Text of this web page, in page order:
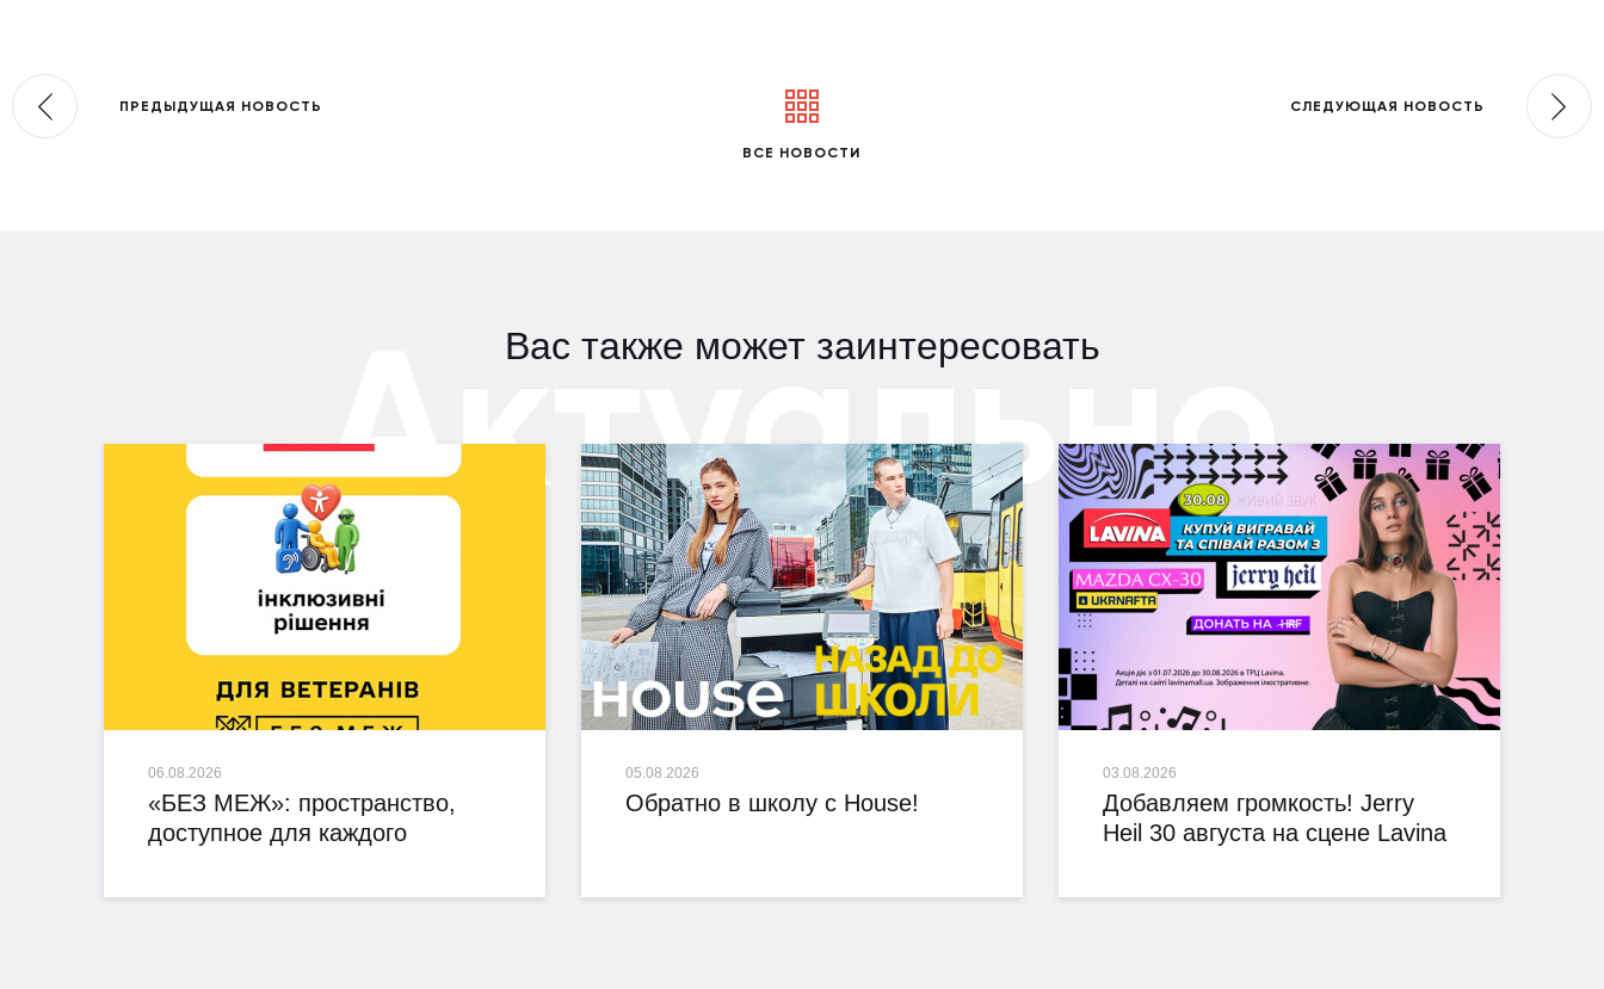
ПРЕДЫДУЩАЯ НОВОСТЬ
ВСЕ НОВОСТИ
СЛЕДУЮЩАЯ НОВОСТЬ
Вас также может заинтересовать
Актуально
06.08.2026
«БЕЗ МЕЖ»: пространство,
доступное для каждого
05.08.2026
Обратно в школу с House!
03.08.2026
Добавляем громкость! Jerry
Heil 30 августа на сцене Lavina